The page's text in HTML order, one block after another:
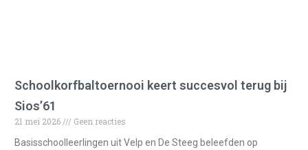
Schoolkorfbaltoernooi keert succesvol terug bij
Sios’61
21 mei 2026
Geen reacties
Basisschoolleerlingen uit Velp en De Steeg beleefden op